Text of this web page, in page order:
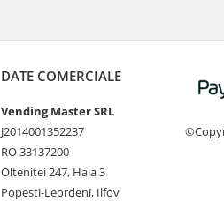
DATE COMERCIALE
Vending Master SRL
J2014001352237
RO 33137200
Oltenitei 247, Hala 3
Popesti-Leordeni, Ilfov